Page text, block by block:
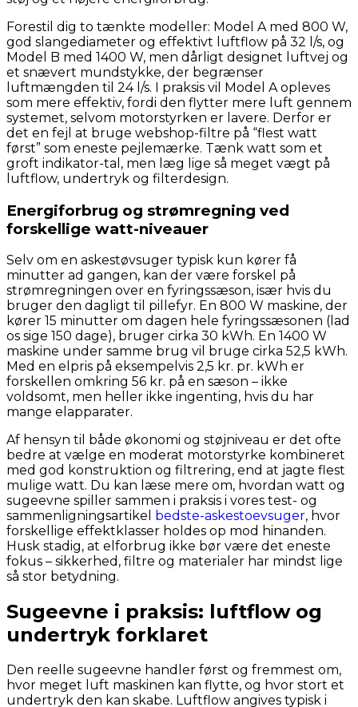
Forestil dig to tænkte modeller: Model A med 800 W,
god slangediameter og effektivt luftflow på 32 l/s, og
Model B med 1400 W, men dårligt designet luftvej og
et snævert mundstykke, der begrænser
luftmængden til 24 l/s. I praksis vil Model A opleves
som mere effektiv, fordi den flytter mere luft gennem
systemet, selvom motorstyrken er lavere. Derfor er
det en fejl at bruge webshop-filtre på “flest watt
først” som eneste pejlemærke. Tænk watt som et
groft indikator-tal, men læg lige så meget vægt på
luftflow, undertryk og filterdesign.
Energiforbrug og strømregning ved
forskellige watt-niveauer
Selv om en askestøvsuger typisk kun kører få
minutter ad gangen, kan der være forskel på
strømregningen over en fyringssæson, især hvis du
bruger den dagligt til pillefyr. En 800 W maskine, der
kører 15 minutter om dagen hele fyringssæsonen (lad
os sige 150 dage), bruger cirka 30 kWh. En 1400 W
maskine under samme brug vil bruge cirka 52,5 kWh.
Med en elpris på eksempelvis 2,5 kr. pr. kWh er
forskellen omkring 56 kr. på en sæson – ikke
voldsomt, men heller ikke ingenting, hvis du har
mange elapparater.
Af hensyn til både økonomi og støjniveau er det ofte
bedre at vælge en moderat motorstyrke kombineret
med god konstruktion og filtrering, end at jagte flest
mulige watt. Du kan læse mere om, hvordan watt og
sugeevne spiller sammen i praksis i vores test- og
sammenligningsartikel bedste-askestoevsuger, hvor
forskellige effektklasser holdes op mod hinanden.
Husk stadig, at elforbrug ikke bør være det eneste
fokus – sikkerhed, filtre og materialer har mindst lige
så stor betydning.
Sugeevne i praksis: luftflow og
undertryk forklaret
Den reelle sugeevne handler først og fremmest om,
hvor meget luft maskinen kan flytte, og hvor stort et
undertryk den kan skabe. Luftflow angives typisk i